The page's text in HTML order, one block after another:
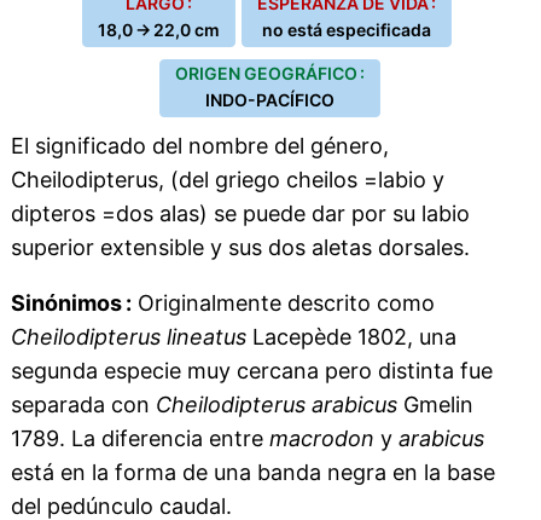
18,0 → 22,0 cm
no está especificada
ORIGEN GEOGRÁFICO :
INDO-PACÍFICO
El significado del nombre del género,
Cheilodipterus, (del griego cheilos =labio y
dipteros =dos alas) se puede dar por su labio
superior extensible y sus dos aletas dorsales.
Sinónimos : Originalmente descrito como
Cheilodipterus lineatusLacepède 1802, una
segunda especie muy cercana pero distinta fue
separada con Cheilodipterus arabicusGmelin
1789. La diferencia entre macrodon y arabicus
está en la forma de una banda negra en la base
del pedúnculo caudal.